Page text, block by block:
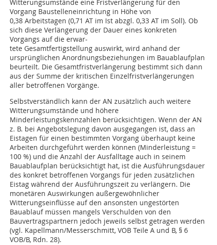
Witterungsumstände eine Fristverlängerung für den
Vorgang Baustelleneinrichtung in Höhe von
0,38 Arbeitstagen (0,71 AT im Ist abzgl. 0,33 AT im Soll). Ob
sich diese Verlängerung der Dauer eines konkreten
Vorgangs auf die erwar-
tete Gesamtfertigstellung auswirkt, wird anhand der
ursprünglichen Anordnungsbeziehungen im Bauablaufplan
beurteilt. Die Gesamtfristverlängerung bestimmt sich dann
aus der Summe der kritischen Einzelfristverlängerungen
aller betroffenen Vorgänge.
Selbstverständlich kann der AN zusätzlich auch weitere
Witterungsumstände und höhere
Minderleistungskennzahlen berücksichtigen. Wenn der AN
z. B. bei Angebotslegung davon ausgegangen ist, dass an
Eistagen für einen bestimmten Vorgang überhaupt keine
Arbeiten durchgeführt werden können (Minderleistung =
100 %) und die Anzahl der Ausfalltage auch in seinem
Bauablaufplan berücksichtigt hat, ist die Ausführungsdauer
des konkret betroffenen Vorgangs für jeden zusätzlichen
Eistag während der Ausführungszeit zu verlängern. Die
monetären Auswirkungen außergewöhnlicher
Witterungseinflüsse auf den ansonsten ungestörten
Bauablauf müssen mangels Verschulden von den
Bauvertragspartnern jedoch jeweils selbst getragen werden
(vgl. Kapellmann/Messerschmitt, VOB Teile A und B, § 6
VOB/B, Rdn. 28).